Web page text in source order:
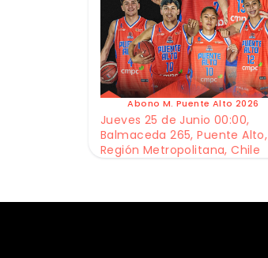
Abono M. Puente Alto 2026
Jueves 25 de Junio 00:00,
Balmaceda 265, Puente Alto,
Región Metropolitana, Chile